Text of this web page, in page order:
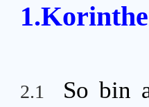
2.1
So bin